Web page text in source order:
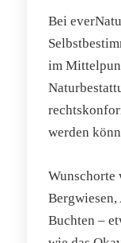
Bei
im
werden
Wunschorte
Buchten –